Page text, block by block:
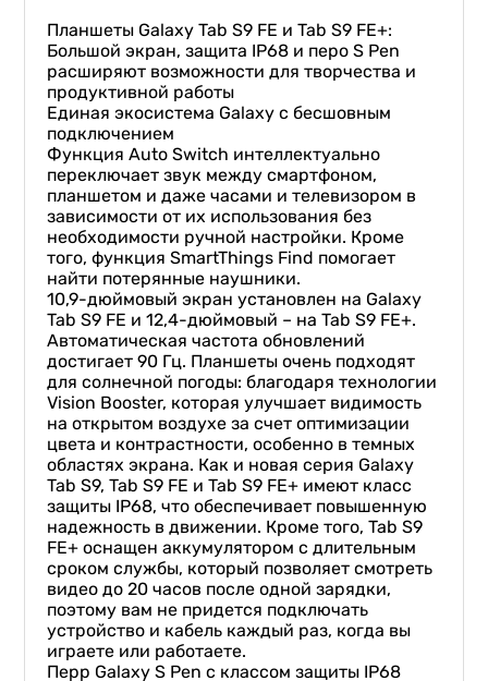
Планшеты Galaxy Tab S9 FE и Tab S9 FE+:
Большой экран, защита IP68 и перо S Pen
расширяют возможности для творчества и
продуктивной работы
Единая экосистема Galaxy с бесшовным
подключением
Функция Auto Switch интеллектуально
переключает звук между смартфоном,
планшетом и даже часами и телевизором в
зависимости от их использования без
необходимости ручной настройки. Кроме
того, функция SmartThings Find помогает
найти потерянные наушники.
10,9-дюймовый экран установлен на Galaxy
Tab S9 FE и 12,4-дюймовый – на Tab S9 FE+.
Автоматическая частота обновлений
достигает 90 Гц. Планшеты очень подходят
для солнечной погоды: благодаря технологии
Vision Booster, которая улучшает видимость
на открытом воздухе за счет оптимизации
цвета и контрастности, особенно в темных
областях экрана. Как и новая серия Galaxy
Tab S9, Tab S9 FE и Tab S9 FE+ имеют класс
защиты IP68, что обеспечивает повышенную
надежность в движении. Кроме того, Tab S9
FE+ оснащен аккумулятором с длительным
сроком службы, который позволяет смотреть
видео до 20 часов после одной зарядки,
поэтому вам не придется подключать
устройство и кабель каждый раз, когда вы
играете или работаете.
Перр Galaxy S Pen с классом защиты IP68